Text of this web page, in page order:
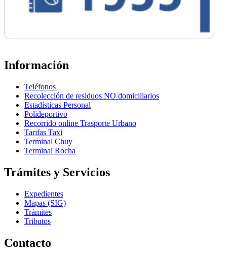
Información
Teléfonos
Recolección de residuos NO domiciliarios
Estadísticas Personal
Polideportivo
Recorrido online Trasporte Urbano
Tarifas Taxi
Terminal Chuy
Terminal Rocha
Trámites y Servicios
Expedientes
Mapas (SIG)
Trámites
Tributos
Contacto